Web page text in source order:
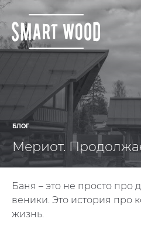
БЛОГ
Мериот.
Баня – это не просто про
веники. Это история про
жизнь.